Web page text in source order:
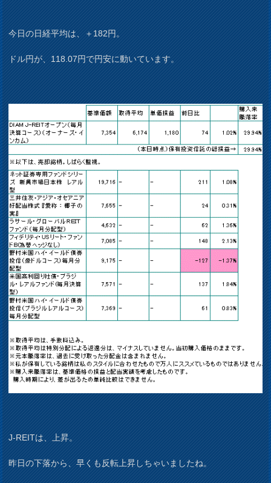
今日の日経平均は、＋182円。
ドル円が、118.07円で円安に動いています。
J-REITは、上昇。
昨日の下落から、早くも反転上昇しちゃいましたね。